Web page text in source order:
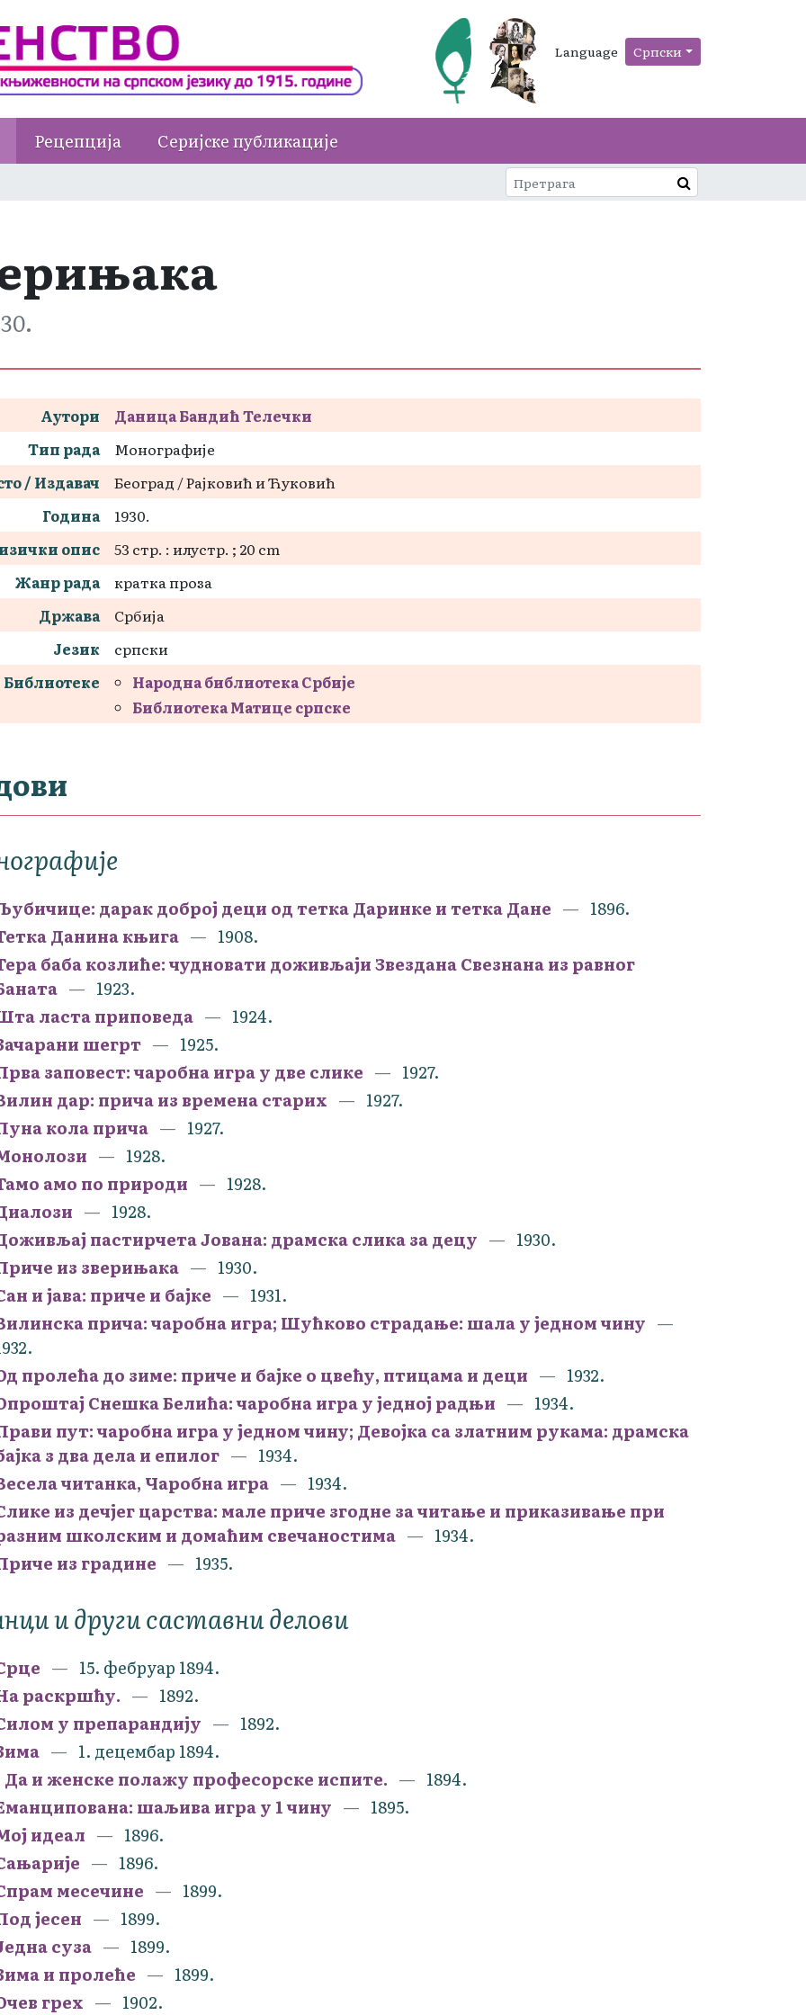
Language Српски
Рецепција Серијске публикације
Аутори
Даница Бандић Телечки
Тип рада
Монографије
/ Издавач
Београд / Рајковић и Ћуковић
Година
1930.
опис
53 стр. : илустр. ; 20 cm
Жанр рада
кратка проза
Држава
Србија
Језик
српски
Библиотеке
Народна библиотека Србије
Библиотека Матице српске
дарак доброј деци од тетка Даринке и тетка Дане
1896.
Данина књига
1908.
баба козлиће: чудновати доживљаји Звездана Свезнана из равног
1923.
ласта приповеда
1924.
шегрт
1925.
заповест: чаробна игра у две слике
1927.
дар: прича из времена старих
1927.
кола прича
1927.
1928.
амо по природи
1928.
1928.
пастирчета Јована: драмска слика за децу
1930.
из зверињака
1930.
и јава: приче и бајке
1931.
прича: чаробна игра; Шућково страдање: шала у једном чину
пролећа до зиме: приче и бајке о цвећу, птицама и деци
1932.
Снешка Белића: чаробна игра у једној радњи
1934.
пут: чаробна игра у једном чину; Девојка са златним рукама: драмска
з два дела и епилог
1934.
читанка, Чаробна игра
1934.
из дечјег царства: мале приче згодне за читање и приказивање при
школским и домаћим свечаностима
1934.
из градине
1935.
и други саставни делови
15. фебруар 1894.
раскршћу.
1892.
у препарандију
1892.
1. децембар 1894.
Да и женске полажу професорске испите.
1894.
шаљива игра у 1 чину
1895.
идеал
1896.
1896.
месечине
1899.
јесен
1899.
суза
1899.
и пролеће
1899.
грех
1902.